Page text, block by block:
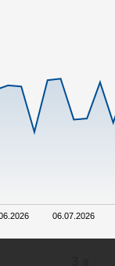
06.07.2026